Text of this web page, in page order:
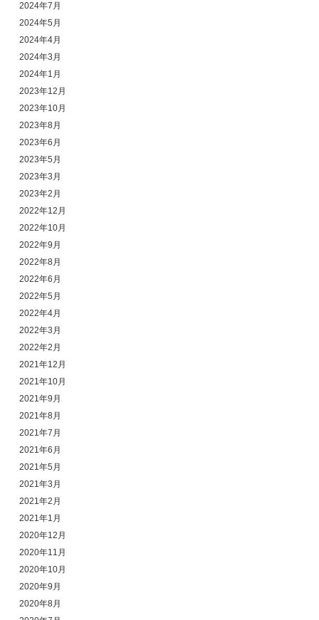
2024年7月
2024年5月
2024年4月
2024年3月
2024年1月
2023年12月
2023年10月
2023年8月
2023年6月
2023年5月
2023年3月
2023年2月
2022年12月
2022年10月
2022年9月
2022年8月
2022年6月
2022年5月
2022年4月
2022年3月
2022年2月
2021年12月
2021年10月
2021年9月
2021年8月
2021年7月
2021年6月
2021年5月
2021年3月
2021年2月
2021年1月
2020年12月
2020年11月
2020年10月
2020年9月
2020年8月